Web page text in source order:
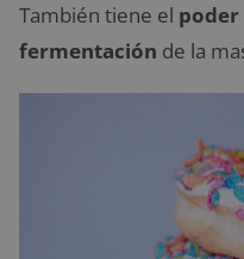
También tiene el poder
fermentación de la